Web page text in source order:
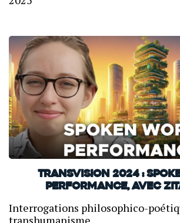
TransVision 2024 :
performance, avec
Interrogations philosophico-
transhumanisme